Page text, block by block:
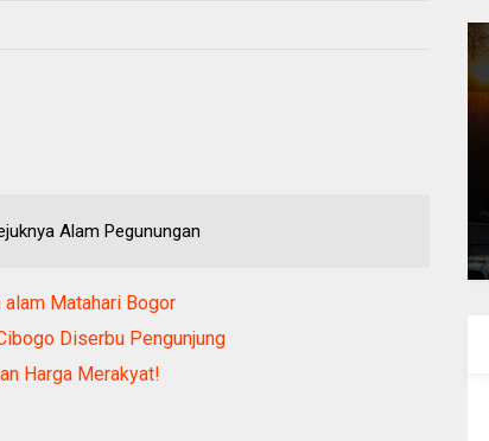
Alam Pegunungan
alam Matahari Bogor
Diserbu Pengunjung
Harga Merakyat!